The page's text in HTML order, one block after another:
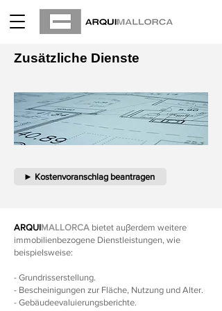
Zusätzliche Dienste
► Kostenvoranschlag beantragen
ARQUIMALLORCA bietet auβerdem weitere
immobilienbezogene Dienstleistungen, wie
beispielsweise:
- Grundrisserstellung.
- Bescheinigungen zur Fläche, Nutzung und Alter.
- Gebäudeevaluierungsberichte.